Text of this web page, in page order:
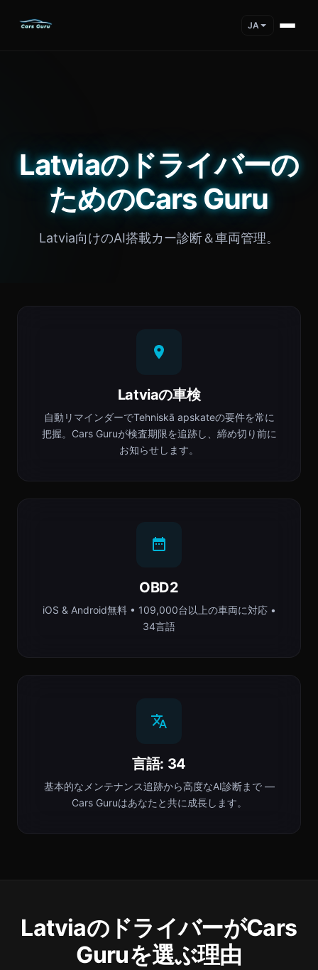
JA
Latviaのドライバーの
ためのCars Guru
Latvia向けのAI搭載カー診断＆車両管理。
Latviaの車検
自動リマインダーでTehniskā apskateの要件を常に
把握。Cars Guruが検査期限を追跡し、締め切り前に
お知らせします。
OBD2
iOS & Android無料 • 109,000台以上の車両に対応 •
34言語
言語: 34
基本的なメンテナンス追跡から高度なAI診断まで —
Cars Guruはあなたと共に成長します。
LatviaのドライバーがCars
Guruを選ぶ理由